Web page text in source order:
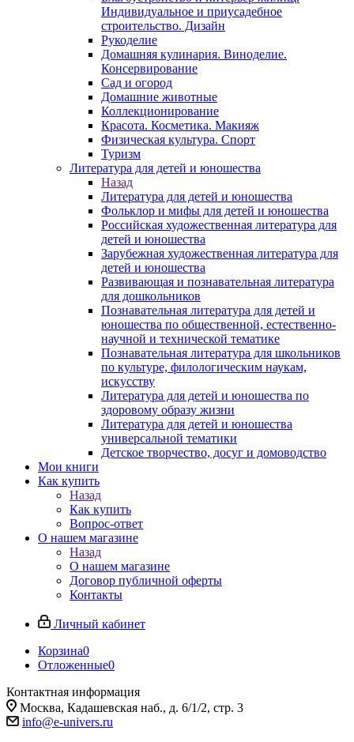
Индивидуальное и приусадебное
строительство. Дизайн
Рукоделие
Домашняя кулинария. Виноделие.
Консервирование
Сад и огород
Домашние животные
Коллекционирование
Красота. Косметика. Макияж
Физическая культура. Спорт
Туризм
Литература для детей и юношества
Назад
Литература для детей и юношества
Фольклор и мифы для детей и юношества
Российская художественная литература для
детей и юношества
Зарубежная художественная литература для
детей и юношества
Развивающая и познавательная литература
для дошкольников
Познавательная литература для детей и
юношества по общественной, естественно-
научной и технической тематике
Познавательная литература для школьников
по культуре, филологическим наукам,
искусству
Литература для детей и юношества по
здоровому образу жизни
Литература для детей и юношества
универсальной тематики
Детское творчество, досуг и домоводство
Мои книги
Как купить
Назад
Как купить
Вопрос-ответ
О нашем магазине
Назад
О нашем магазине
Договор публичной оферты
Контакты
Личный кабинет
Корзина0
Отложенные0
Контактная информация
Москва, Кадашевская наб., д. 6/1/2, стр. 3
info@e-univers.ru